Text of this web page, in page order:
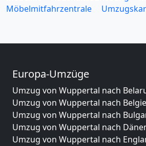
Möbelmitfahrzentrale
Europa-Umzüge
Umzug von Wuppertal nach
Umzug von Wuppertal nach
Umzug von Wuppertal nach
Umzug von Wuppertal nach
Umzug von Wuppertal nach